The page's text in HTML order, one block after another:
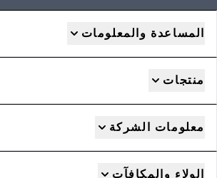
المساعدة والمعلومات
منتجات
معلومات الشركة
الولاء والمكافآت